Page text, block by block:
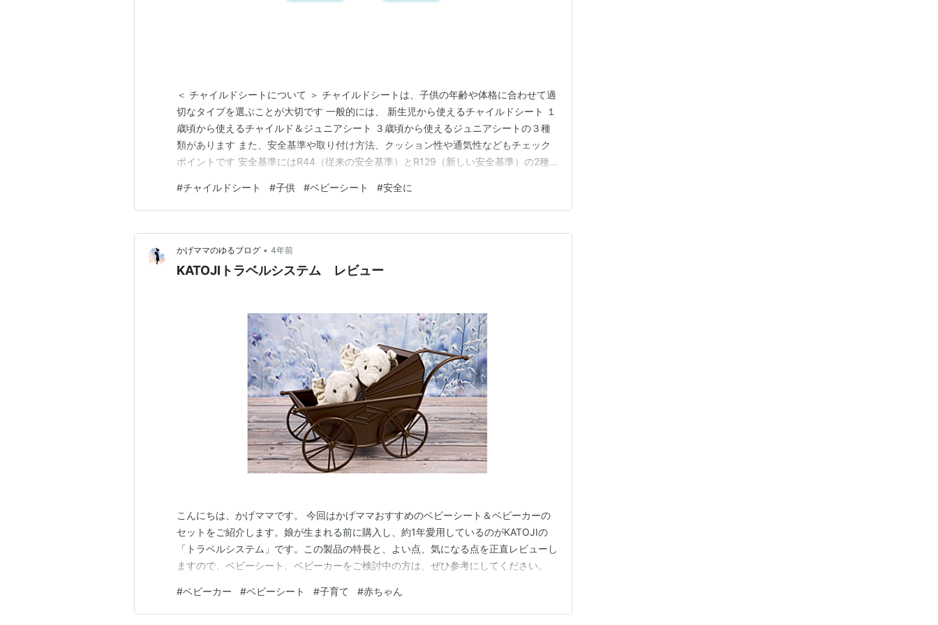
＜ チャイルドシートについて ＞ チャイルドシートは、子供の年齢や体格に合わせて適
切なタイプを選ぶことが大切です 一般的には、 新生児から使えるチャイルドシート １
歳頃から使えるチャイルド＆ジュニアシート ３歳頃から使えるジュニアシートの３種
類があります また、安全基準や取り付け方法、クッション性や通気性などもチェック
ポイントです 安全基準にはR44（従来の安全基準）とR129（新しい安全基準）の2種
り付け方法にはシートベルト式とISOFIX式があり、ISOFIX式は簡単に設置できるメリ
ットがあります ・年齢と体…
#チャイルドシート #子供 #ベビーシート #安全に
かげママのゆるブログ • 4年前
KATOJIトラベルシステム レビュー
こんにちは、かげママです。 今回はかげママおすすめのベビーシート＆ベビーカーの
セットをご紹介します。娘が生まれる前に購入し、約1年愛用しているのがKATOJIの
「トラベルシステム」です。この製品の特長と、よい点、気になる点を正直レビューし
ますので、ベビーシート、ベビーカーをご検討中の方は、ぜひ参考にしてください。
#ベビーカー #ベビーシート #子育て #赤ちゃん